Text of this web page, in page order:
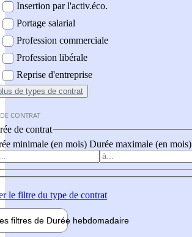
Insertion par l'activ.éco.
Portage salarial
Profession commerciale
Profession libérale
Reprise d'entreprise
de types de contrat
CONTRAT
de contrat
minimale (en mois) Durée maximale (en mois)
le filtre du type de contrat
filtres de Durée hebdomadaire